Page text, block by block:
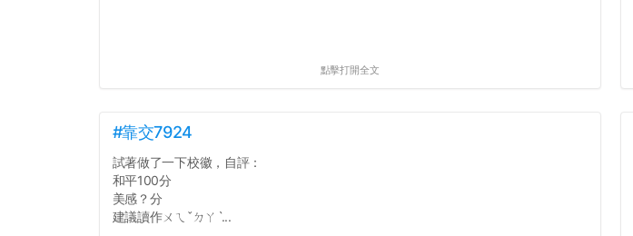
點擊打開全文
#靠交7924
試著做了一下校徽，自評：
和平100分
美感？分
建議讀作ㄨㄟˇㄉㄚˋ...